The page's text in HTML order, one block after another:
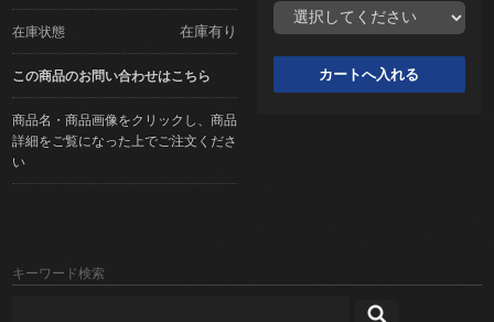
在庫状態 在庫有り
この商品のお問い合わせはこちら
商品名・商品画像をクリックし、商品
詳細をご覧になった上でご注文くださ
い
キーワード検索